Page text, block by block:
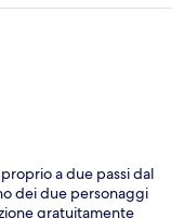
view and its own
is that, in the
put their towels on
them and then
(or sometimes
I found myself
get one! There
umbrellas. There are
the main city area,
painful on the way
a due passi dal
dei due personaggi
gratuitamente